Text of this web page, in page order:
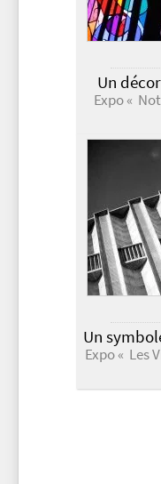
Un
Expo «
Un
Expo « Les